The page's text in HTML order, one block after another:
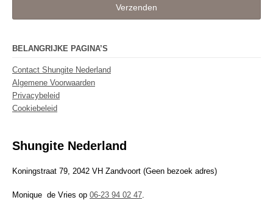
Verzenden
BELANGRIJKE PAGINA’S
Contact Shungite Nederland
Algemene Voorwaarden
Privacybeleid
Cookiebeleid
Shungite Nederland
Koningstraat 79, 2042 VH Zandvoort (Geen bezoek adres)
Monique de Vries op 06-23 94 02 47